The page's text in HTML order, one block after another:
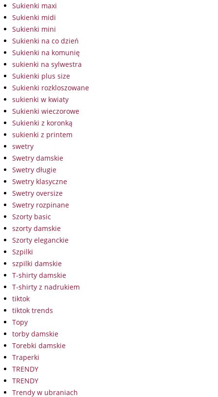
Sukienki maxi
Sukienki midi
Sukienki mini
Sukienki na co dzień
Sukienki na komunię
sukienki na sylwestra
Sukienki plus size
Sukienki rozkloszowane
sukienki w kwiaty
Sukienki wieczorowe
Sukienki z koronką
sukienki z printem
swetry
Swetry damskie
Swetry długie
Swetry klasyczne
Swetry oversize
Swetry rozpinane
Szorty basic
szorty damskie
Szorty eleganckie
Szpilki
szpilki damskie
T-shirty damskie
T-shirty z nadrukiem
tiktok
tiktok trends
Topy
torby damskie
Torebki damskie
Traperki
TRENDY
TRENDY
Trendy w ubraniach